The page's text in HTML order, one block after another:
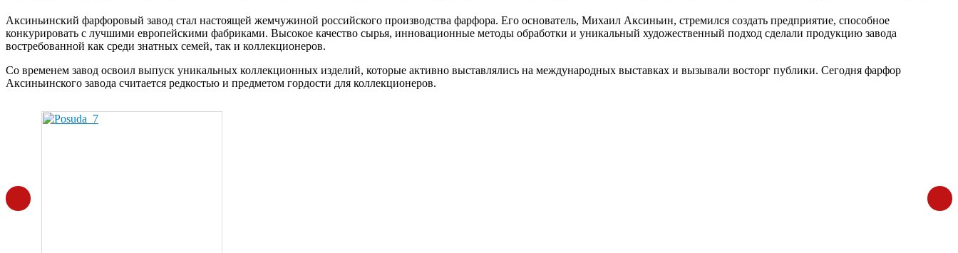
Аксиньинский фарфоровый завод стал настоящей жемчужиной российского производства фарфора. Его основатель, Михаил Аксиньин, стремился создать предприятие, способное
конкурировать с лучшими европейскими фабриками. Высокое качество сырья, инновационные методы обработки и уникальный художественный подход сделали продукцию завода
востребованной как среди знатных семей, так и коллекционеров.
Со временем завод освоил выпуск уникальных коллекционных изделий, которые активно выставлялись на международных выставках и вызывали восторг публики. Сегодня фарфор
Аксиньинского завода считается редкостью и предметом гордости для коллекционеров.